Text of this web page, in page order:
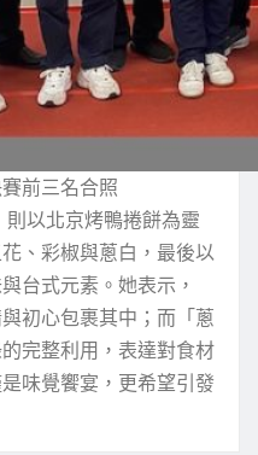
前三名合照
以北京烤鴨捲餅為靈
、彩椒與蔥白，最後以
台式元素。她表示，
初心包裹其中；而「蔥
完整利用，表達對食材
味覺饗宴，更希望引發